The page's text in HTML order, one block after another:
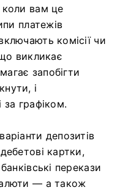
коли вам це
платежів
комісії чи
викликає
запобігти
і
за графіком.
депозитів
картки,
перекази
— а також